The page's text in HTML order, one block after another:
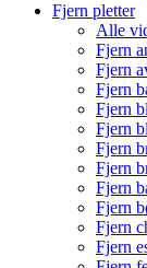
Fjern pletter
Alle
Fjern
Fjern
Fjern
Fjern
Fjern
Fjern
Fjern
Fjern
Fjern
Fjern
Fjern